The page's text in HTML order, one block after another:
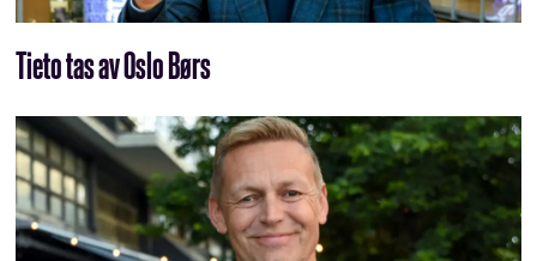
Tieto tas av Oslo Børs